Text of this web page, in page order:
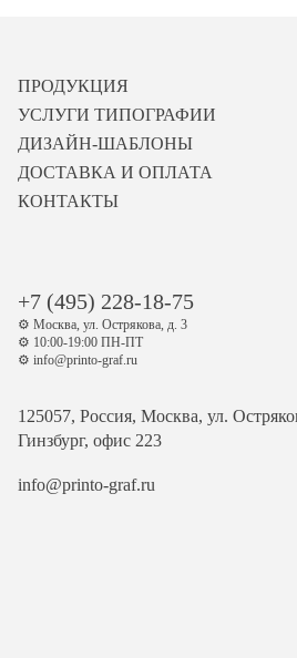
ПРОДУКЦИЯ
УСЛУГИ ТИПОГРАФИИ
ДИЗАЙН-ШАБЛОНЫ
ДОСТАВКА И ОПЛАТА
КОНТАКТЫ
+7 (495) 228-18-75
⚙️ Москва, ул. Острякова, д. 3
⚙️ 10:00-19:00 ПН-ПТ
⚙️ info@printo-graf.ru
125057, Россия, Москва, ул.
Гинзбург, офис 223
info@printo-graf.ru